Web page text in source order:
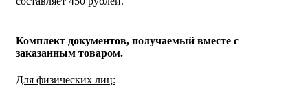
Комплект документов, получаемый вместе с
заказанным товаром.
Для физических лиц: